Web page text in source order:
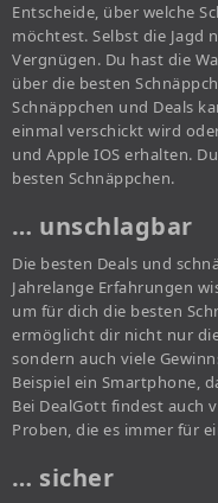
Entscheide, über welche
möchtest. Selbst die Jagd
Vergnügen. Du hast die
über die besten
Schnäppchen und Deals
einmal verschickt wird
und Apple IOS erhalten.
besten Schnäppchen.
… unschlagbar
Die besten Deals und
Jahrelange Erfahrungen
um für dich die besten
ermöglicht dir nicht nur
sondern auch viele
Beispiel ein Smartphone,
Bei DealGott findest auch
Proben, die es immer für
… sicher